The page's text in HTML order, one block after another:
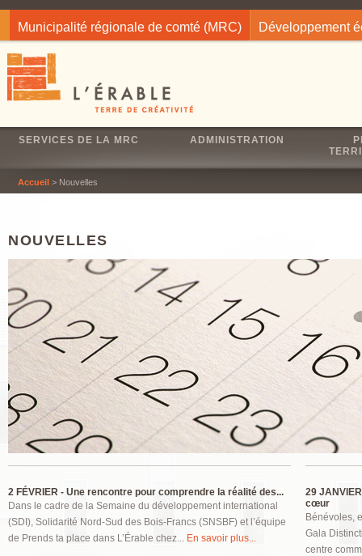
Municipalité régionale de comté (MRC) Développement
SERVICES DE LA MRC ADMINISTRATION
Accueil > Nouvelles
NOUVELLES
2 FÉVRIER - Une rencontre pour comprendre la réalité des...
Dans le cadre de la Semaine du développement international
(SDI), Solidarité Nord-Sud des Bois-Francs (SNSBF) et l’équipe
de Prends ta place dans L’Érable chez... En savoir plus...
29
cœur
Bénévoles,
Gala
centre
Pages